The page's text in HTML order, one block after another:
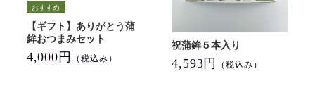
【ギフト】ありがとう蒲
鉾おつまみセット
4,000円 （税込み）
祝蒲鉾５本入り
4,593円 （税込み）